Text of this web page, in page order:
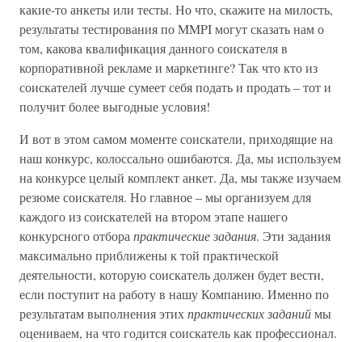
какие-то анкеты или тесты. Но что, скажите на милость,
результаты тестирования по MMPI могут сказать нам о
том, какова квалификация данного соискателя в
корпоративной рекламе и маркетинге? Так что кто из
соискателей лучше сумеет себя подать и продать – тот и
получит более выгодные условия!
И вот в этом самом моменте соискатели, приходящие на
наш конкурс, колоссально ошибаются. Да, мы используем
на конкурсе целый комплект анкет. Да, мы также изучаем
резюме соискателя. Но главное – мы организуем для
каждого из соискателей на втором этапе нашего
конкурсного отбора практические задания. Эти задания
максимально приближены к той практической
деятельности, которую соискатель должен будет вести,
если поступит на работу в нашу Компанию. Именно по
результатам выполнения этихпрактических заданиймы
оцениваем, на что годится соискатель как профессионал.